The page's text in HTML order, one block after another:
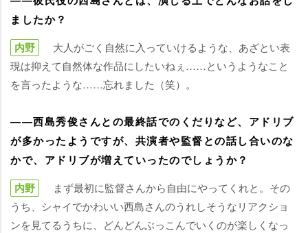
ましたか？
内野
大人がごく自然に入っていけるような、あざとい表
現は抑えて自然体な作品にしたいねぇ……というようなこと
を言ったような……忘れました（笑）。
――西島秀俊さんとの最終話でのくだりなど、アドリブ
が多かったようですが、共演者や監督との話し合いのな
かで、アドリブが増えていったのでしょうか？
内野
まず最初に監督さんから自由にやってくれと。その
うち、シャイでかわいい西島さんのうれしそうなリアクショ
ンを見てるうちに、どんどんぶっこんでいくのが楽しくなっ